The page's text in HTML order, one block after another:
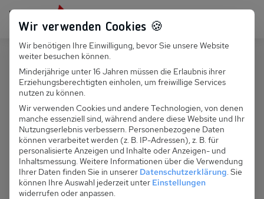
Persönlich für dich da: +49 251 899 050
Suchfeld
Suchen
A 150.039 S - Landhaus Austria
Wir verwenden Cookies 🍪
Wir benötigen Ihre Einwilligung, bevor Sie unsere Website
weiter besuchen können.
Minderjährige unter 16 Jahren müssen die Erlaubnis ihrer
Erziehungsberechtigten einholen, um freiwillige Services
nutzen zu können.
Wir verwenden Cookies und andere Technologien, von denen
manche essenziell sind, während andere diese Website und Ihr
Nutzungserlebnis verbessern. Personenbezogene Daten
können verarbeitet werden (z. B. IP-Adressen), z. B. für
personalisierte Anzeigen und Inhalte oder Anzeigen- und
Inhaltsmessung. Weitere Informationen über die Verwendung
Ihrer Daten finden Sie in unserer Datenschutzerklärung. Sie
können Ihre Auswahl jederzeit unter Einstellungen
widerrufen oder anpassen.